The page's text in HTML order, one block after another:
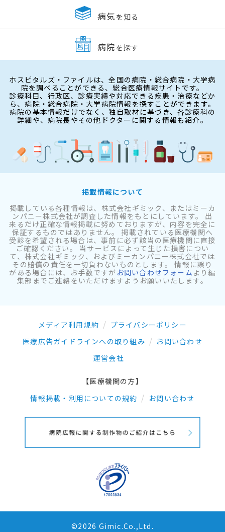
病気 を知る
病院 を探す
ホスピタルズ・ファイルは、全国の病院・総合病院・大学病
院を調べることができる、総合医療情報サイトです。
診療科目、行政区、診療実績や対応できる疾患・治療などか
ら、病院・総合病院・大学病院情報を探すことができます。
病院の基本情報だけでなく、独自取材に基づき、各診療科の
詳細や、病院長やその他ドクターに関する情報も紹介。
掲載情報について
掲載している各種情報は、株式会社ギミック、またはミーカ
ンパニー株式会社が調査した情報をもとにしています。 出
来るだけ正確な情報掲載に努めておりますが、内容を完全に
保証するものではありません。 掲載されている医療機関へ
受診を希望される場合は、事前に必ず該当の医療機関に直接
ご確認ください。 当サービスによって生じた損害につい
て、株式会社ギミック、およびミーカンパニー株式会社では
その賠償の責任を一切負わないものとします。 情報に誤り
がある場合には、お手数ですが お問い合わせフォーム より編
集部までご連絡をいただけますようお願いいたします。
メディア利用規約
プライバシーポリシー
医療広告ガイドラインへの取り組み
お問い合わせ
運営会社
【医療機関の方】
情報掲載・利用についての規約
お問い合わせ
©2026 Gimic.Co.,Ltd.